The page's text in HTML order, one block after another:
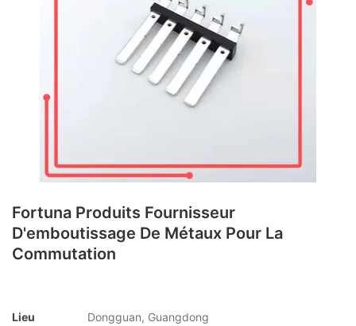
Fortuna Produits Fournisseur
D'emboutissage De Métaux Pour La
Commutation
Lieu
Dongguan, Guangdong